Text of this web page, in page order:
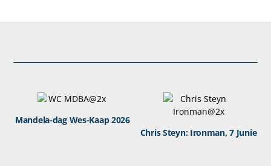
Mandela-dag Wes-Kaap 2026
Chris Steyn: Ironman, 7 Junie